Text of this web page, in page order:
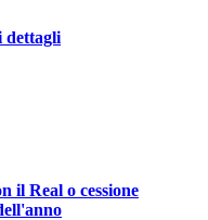
dettagli
il Real o cessione